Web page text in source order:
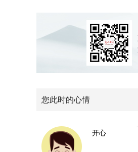
您此时的心情
开心